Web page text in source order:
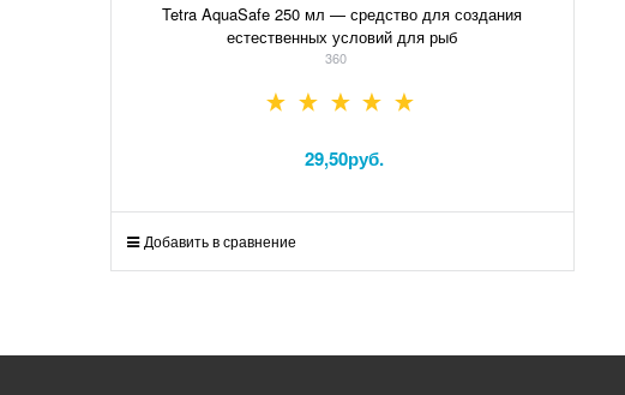
Tetra AquaSafe 250 мл — средство для создания
естественных условий для рыб
360
29,50руб.
Добавить в сравнение